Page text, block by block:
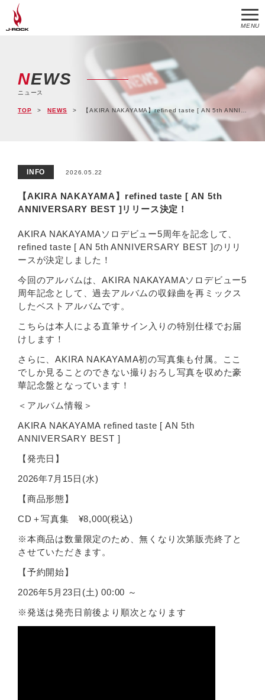
MENU
NEWS
ニュース
TOP NEWS 【AKIRA NAKAYAMA】refined taste [ AN 5th ANNIVERSARY BEST ]リリース決定！
INFO 2026.05.22
【AKIRA NAKAYAMA】refined taste [ AN 5th
ANNIVERSARY BEST ]リリース決定！
AKIRA NAKAYAMAソロデビュー5周年を記念して、
refined taste [ AN 5th ANNIVERSARY BEST ]のリリ
ースが決定しました！
今回のアルバムは、AKIRA NAKAYAMAソロデビュー5
周年記念として、過去アルバムの収録曲を再ミックス
したベストアルバムです。
こちらは本人による直筆サイン入りの特別仕様でお届
けします！
さらに、AKIRA NAKAYAMA初の写真集も付属。ここ
でしか見ることのできない撮りおろし写真を収めた豪
華記念盤となっています！
＜アルバム情報＞
AKIRA NAKAYAMA refined taste [ AN 5th
ANNIVERSARY BEST ]
【発売日】
2026年7月15日(水)
【商品形態】
CD＋写真集 ¥8,000(税込)
※本商品は数量限定のため、無くなり次第販売終了と
させていただきます。
【予約開始】
2026年5月23日(土) 00:00 ～
※発送は発売日前後より順次となります